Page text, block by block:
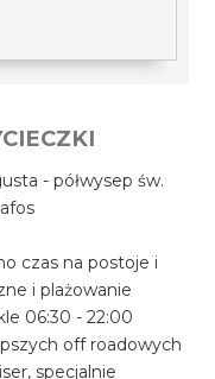
- półwysep św.
czas na postoje i
i plażowanie
06:30 - 22:00
off roadowych
specjalnie